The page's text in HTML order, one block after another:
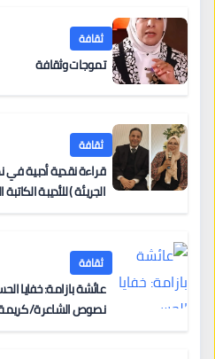
ثقافة
تموجات وثقافة
ثقافة
قراءة نقدية أدبية في
الجريئة ) للأديبة
ثقافة
عائشة بازامة: خفايا
نصوص الشاعرة/